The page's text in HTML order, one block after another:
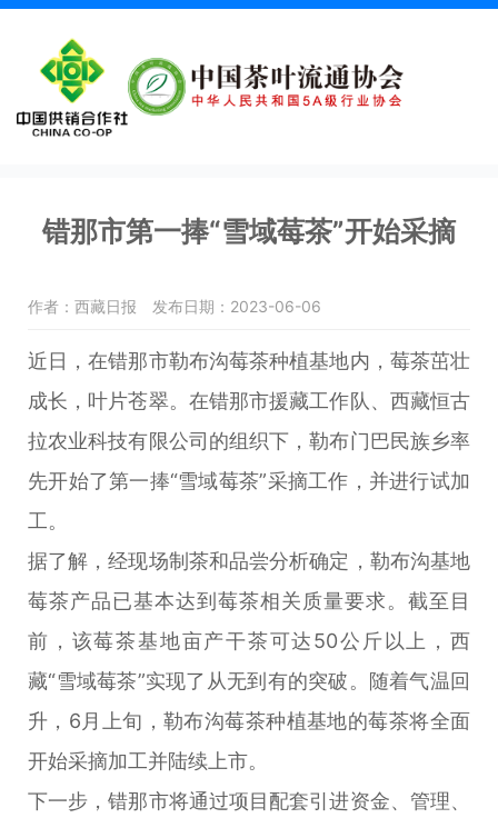
错那市第一捧“雪域莓茶”开始采摘
作者：西藏日报 发布日期：2023-06-06
近日，在错那市勒布沟莓茶种植基地内，莓茶茁壮
成长，叶片苍翠。在错那市援藏工作队、西藏恒古
拉农业科技有限公司的组织下，勒布门巴民族乡率
先开始了第一捧“雪域莓茶”采摘工作，并进行试加
工。
据了解，经现场制茶和品尝分析确定，勒布沟基地
莓茶产品已基本达到莓茶相关质量要求。截至目
前，该莓茶基地亩产干茶可达50公斤以上，西
藏“雪域莓茶”实现了从无到有的突破。随着气温回
升，6月上旬，勒布沟莓茶种植基地的莓茶将全面
开始采摘加工并陆续上市。
下一步，错那市将通过项目配套引进资金、管理、